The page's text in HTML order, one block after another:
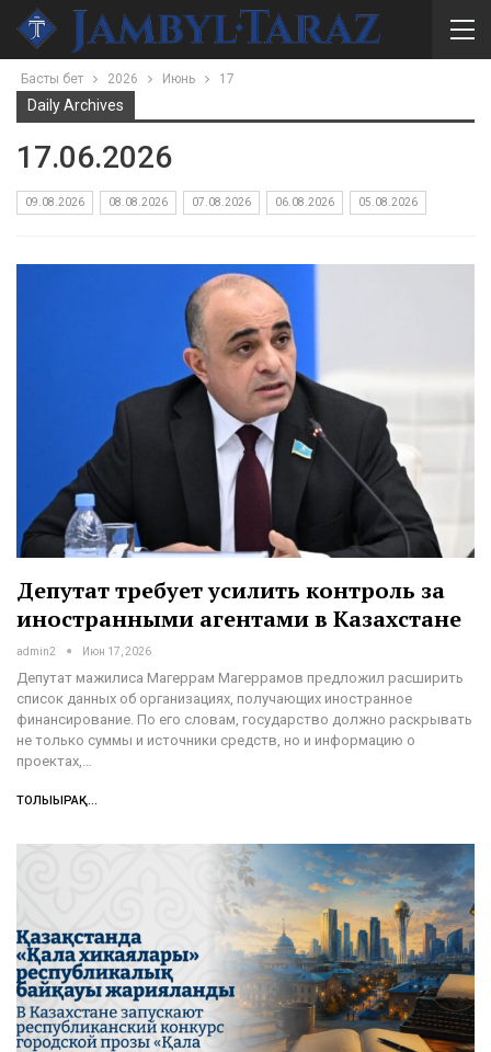
Басты бет 2026 Июнь 17
Daily Archives
17.06.2026
09.08.2026 08.08.2026 07.08.2026 06.08.2026 05.08.2026
Депутат требует усилить контроль за
иностранными агентами в Казахстане
admin2 Июн 17, 2026
Депутат мажилиса Магеррам Магеррамов предложил расширить
список данных об организациях, получающих иностранное
финансирование. По его словам, государство должно раскрывать
не только суммы и источники средств, но и информацию о
проектах,…
ТОЛЫҒЫРАҚ...